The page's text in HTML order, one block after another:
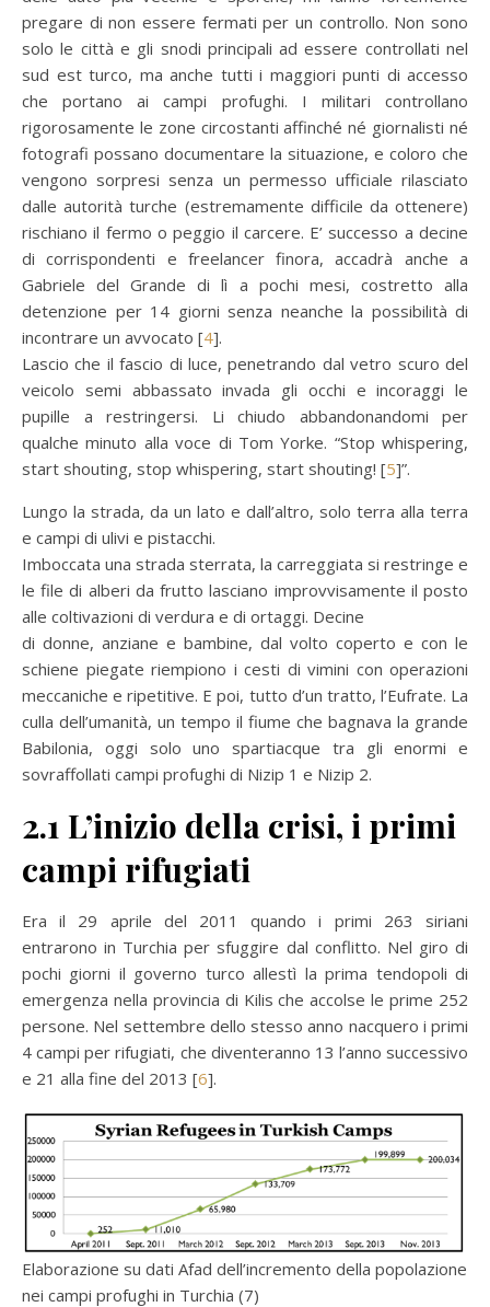
pregare di non essere fermati per un controllo. Non sono
solo le città e gli snodi principali ad essere controllati nel
sud est turco, ma anche tutti i maggiori punti di accesso
che portano ai campi profughi. I militari controllano
rigorosamente le zone circostanti affinché né giornalisti né
fotografi possano documentare la situazione, e coloro che
vengono sorpresi senza un permesso ufficiale rilasciato
dalle autorità turche (estremamente difficile da ottenere)
rischiano il fermo o peggio il carcere. E’ successo a decine
di corrispondenti e freelancer finora, accadrà anche a
Gabriele del Grande di lì a pochi mesi, costretto alla
detenzione per 14 giorni senza neanche la possibilità di
incontrare un avvocato [4].
Lascio che il fascio di luce, penetrando dal vetro scuro del
veicolo semi abbassato invada gli occhi e incoraggi le
pupille a restringersi. Li chiudo abbandonandomi per
qualche minuto alla voce di Tom Yorke. “Stop whispering,
start shouting, stop whispering, start shouting! [5]”.
Lungo la strada, da un lato e dall’altro, solo terra alla terra
e campi di ulivi e pistacchi.
Imboccata una strada sterrata, la carreggiata si restringe e
le file di alberi da frutto lasciano improvvisamente il posto
alle coltivazioni di verdura e di ortaggi. Decine
di donne, anziane e bambine, dal volto coperto e con le
schiene piegate riempiono i cesti di vimini con operazioni
meccaniche e ripetitive. E poi, tutto d’un tratto, l’Eufrate. La
culla dell’umanità, un tempo il fiume che bagnava la grande
Babilonia, oggi solo uno spartiacque tra gli enormi e
sovraffollati campi profughi di Nizip 1 e Nizip 2.
2.1 L’inizio della crisi, i primi
campi rifugiati
Era il 29 aprile del 2011 quando i primi 263 siriani
entrarono in Turchia per sfuggire dal conflitto. Nel giro di
pochi giorni il governo turco allestì la prima tendopoli di
emergenza nella provincia di Kilis che accolse le prime 252
persone. Nel settembre dello stesso anno nacquero i primi
4 campi per rifugiati, che diventeranno 13 l’anno successivo
e 21 alla fine del 2013 [6].
Elaborazione su dati Afad dell’incremento della popolazione
nei campi profughi in Turchia (7)